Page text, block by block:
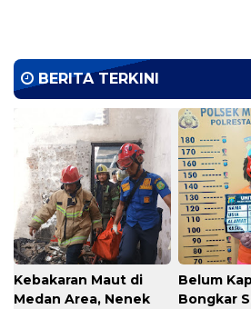
BERITA TERKINI
Kebakaran Maut di
Medan Area, Nenek
Belum
Bongkar